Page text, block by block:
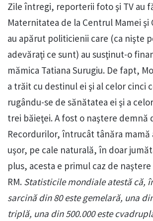
Zile întregi, reporterii foto şi TV au
Maternitatea de la Centrul Mamei şi
au apărut politicienii care (ca nişte
adevăraţi ce sunt) au susţinut-o
mămica Tatiana Surugiu. De fapt,
a trăit cu destinul ei şi al celor cinci
rugându-se de sănătatea ei şi a
trei băieţei. A fost o naştere demnă
Recordurilor, întrucât tânăra mamă
uşor, pe cale naturală, în doar
plus, acesta e primul caz de
RM. Statisticile mondiale atestă că,
sarcină din 80 este gemelară, una
triplă, una din 500.000 este